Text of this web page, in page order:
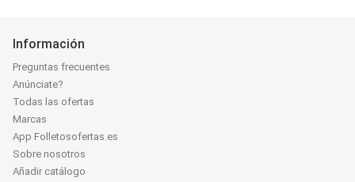
Información
Preguntas frecuentes
Anúnciate?
Todas las ofertas
Marcas
App Folletosofertas.es
Sobre nosotros
Añadir catálogo